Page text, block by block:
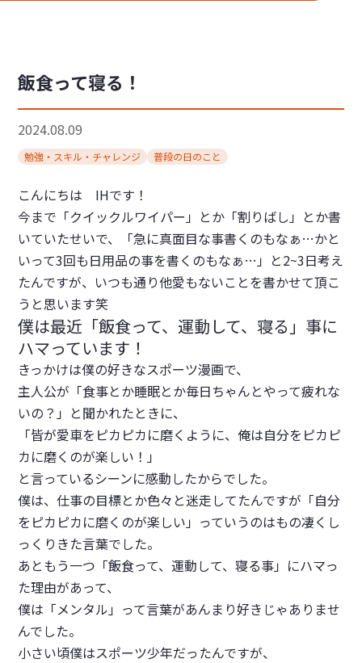
飯食って寝る！
2024.08.09
勉強・スキル・チャレンジ 普段の日のこと
こんにちは IHです！
今まで「クイックルワイパー」とか「割りばし」とか書
いていたせいで、「急に真面目な事書くのもなぁ…かと
いって3回も日用品の事を書くのもなぁ…」と2~3日考え
たんですが、いつも通り他愛もないことを書かせて頂こ
うと思います笑
僕は最近「飯食って、運動して、寝る」事に
ハマっています！
きっかけは僕の好きなスポーツ漫画で、
主人公が「食事とか睡眠とか毎日ちゃんとやって疲れな
いの？」と聞かれたときに、
「皆が愛車をピカピカに磨くように、俺は自分をピカピ
カに磨くのが楽しい！」
と言っているシーンに感動したからでした。
僕は、仕事の目標とか色々と迷走してたんですが 「自分
をピカピカに磨くのが楽しい」 っていうのはもの凄くし
っくりきた言葉でした。
あともう一つ「飯食って、運動して、寝る事」にハマっ
た理由があって、
僕は「メンタル」って言葉があんまり好きじゃありませ
んでした。
小さい頃僕はスポーツ少年だったんですが、